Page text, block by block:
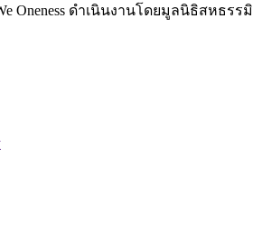
Oneness ดำเนินงานโดยมูลนิธิสห